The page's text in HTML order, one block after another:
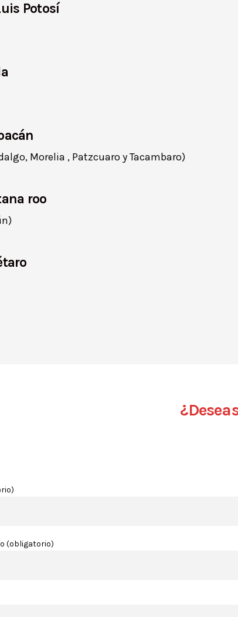
Potosí
Morelia , Patzcuaro y Tacambaro)
roo
(obligatorio)